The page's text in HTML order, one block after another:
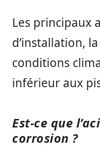
Les principaux
d’installation,
conditions
inférieur aux
Est-ce que
corrosion ?